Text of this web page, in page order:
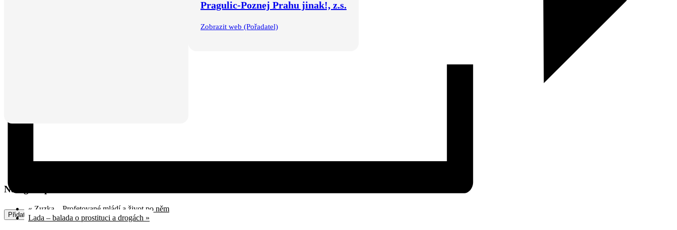
Přidat do kalendáře
Pragulic-Poznej Prahu jinak!, z.s.
Zobrazit web (Pořadatel)
Navigace pro Akce
« Zuzka – Profetované mládí a život po něm
Lada – balada o prostituci a drogách »